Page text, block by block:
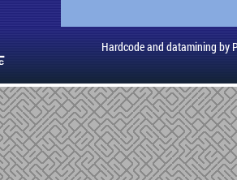
Hardcode and datamining by